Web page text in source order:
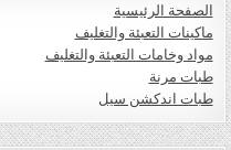
الصفحة الرئيسية
ماكينات التعبئة والتغليف
مواد وخامات التعبئة والتغليف
طبات مرنة
طبات اندكشن سيل